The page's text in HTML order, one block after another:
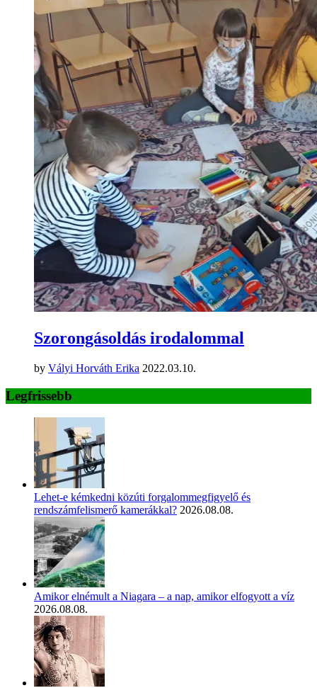
Szorongásoldás irodalommal
by Vályi Horváth Erika 2022.03.10.
Legfrissebb
Lehet-e kémkedni közúti forgalommegfigyelő és
rendszámfelismerő kamerákkal? 2026.08.08.
Amikor elnémult a Niagara – a nap, amikor elfogyott a víz
2026.08.08.